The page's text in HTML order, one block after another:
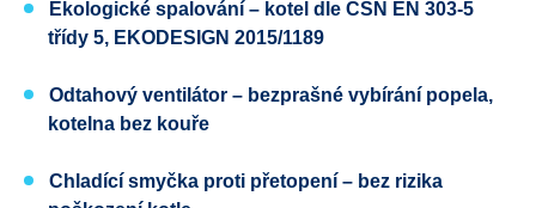
Ekologické spalování – kotel dle ČSN EN 303-5
třídy 5, EKODESIGN 2015/1189
Odtahový ventilátor – bezprašné vybírání popela,
kotelna bez kouře
Chladící smyčka proti přetopení – bez rizika